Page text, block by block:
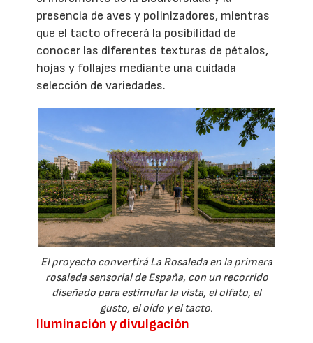
presencia de aves y polinizadores, mientras
que el tacto ofrecerá la posibilidad de
conocer las diferentes texturas de pétalos,
hojas y follajes mediante una cuidada
selección de variedades.
El proyecto convertirá La Rosaleda en la primera
rosaleda sensorial de España, con un recorrido
diseñado para estimular la vista, el olfato, el
gusto, el oído y el tacto.
Iluminación y divulgación